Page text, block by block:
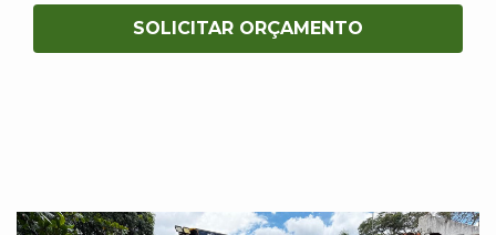
SOLICITAR ORÇAMENTO